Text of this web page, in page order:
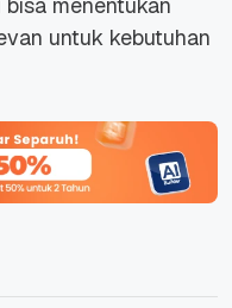
untuk kebutuhan